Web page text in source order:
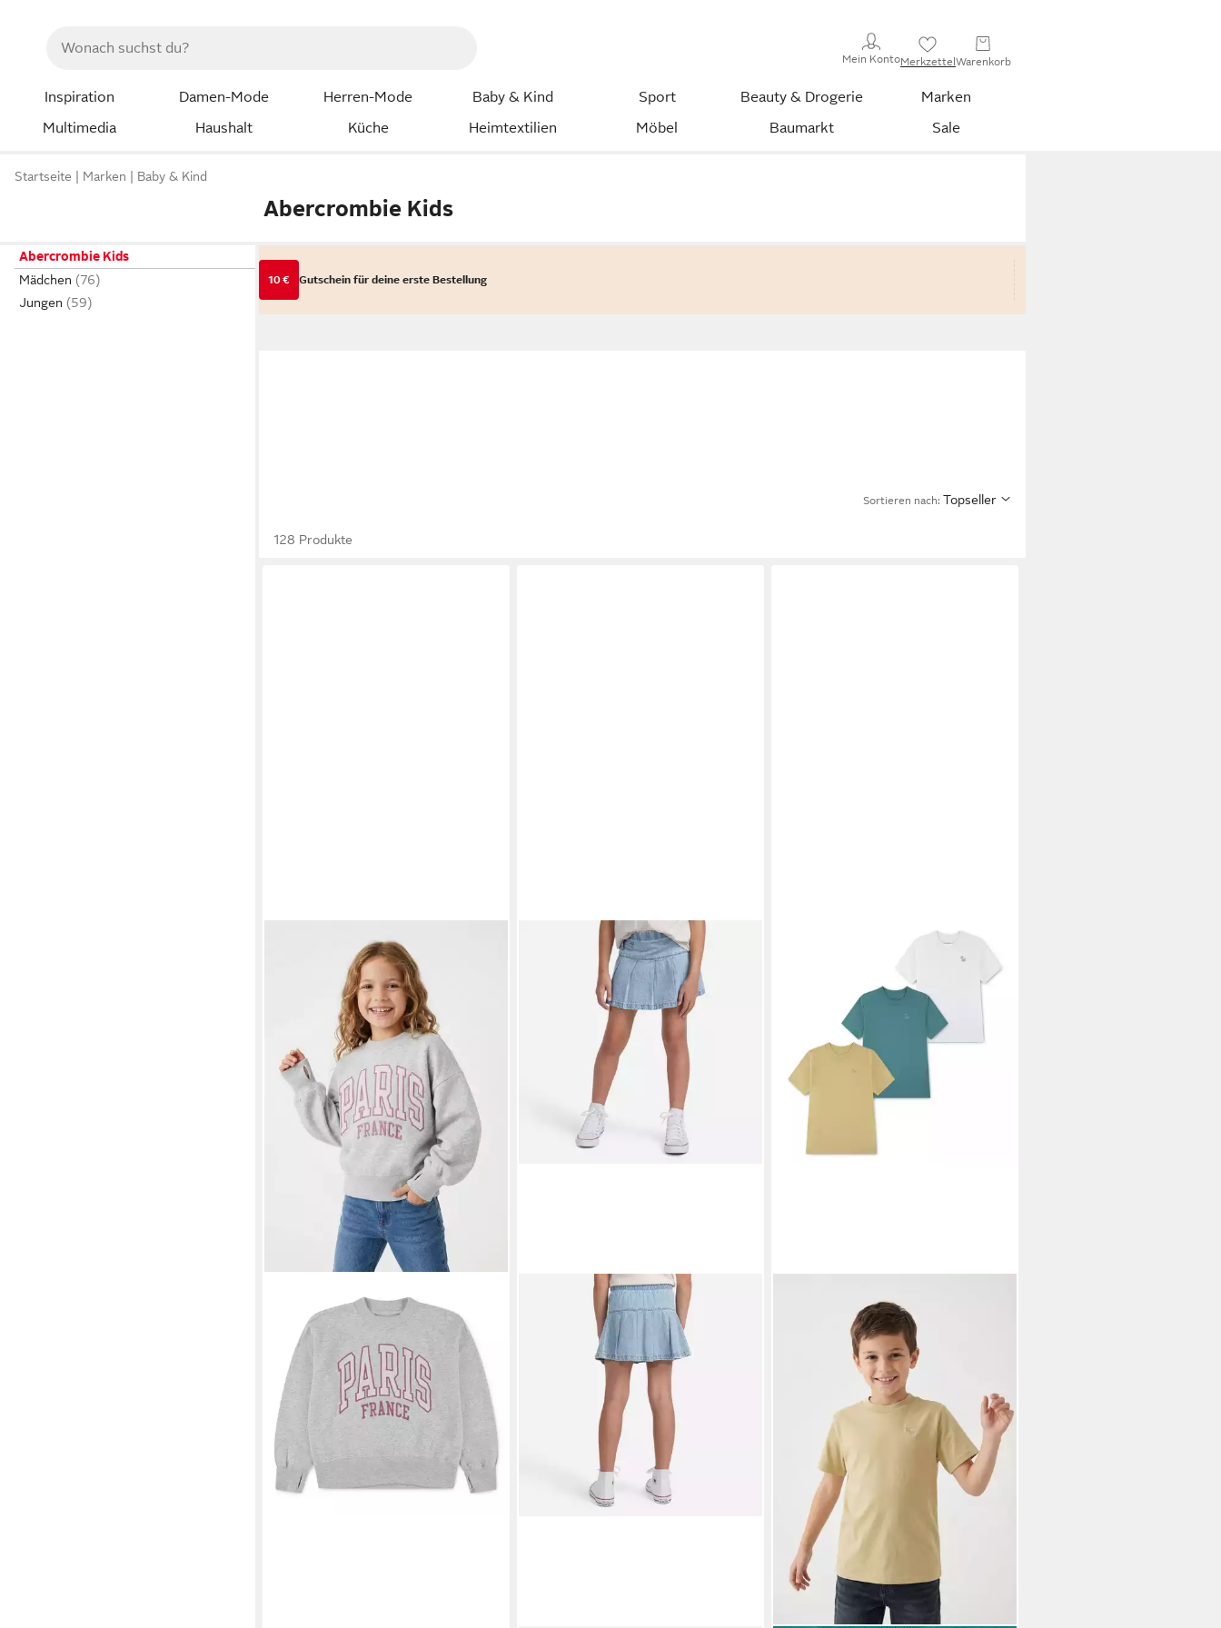
Mein KontoMerkzettelWarenkorb
Inspiration Damen-Mode Herren-Mode Baby & Kind Sport Beauty & Drogerie
Marken
Multimedia
Haushalt Küche Heimtextilien Möbel Baumarkt Sale
Startseite Marken Baby & Kind
Abercrombie Kids
Abercrombie Kids
Mädchen
Jungen
10 € Gutschein für deine erste Bestellung
Sortieren nach: Topseller
128 Produkte